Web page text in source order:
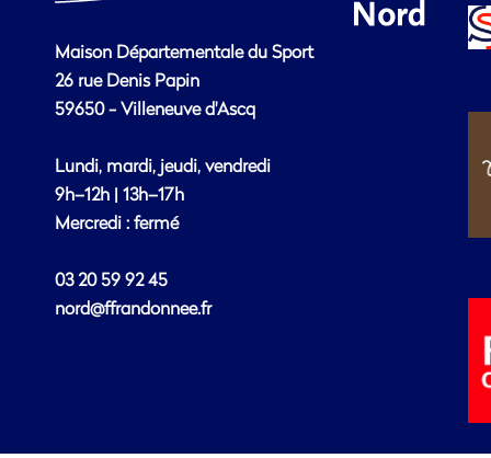
Maison Départementale du Sport
26 rue Denis Papin
59650 - Villeneuve d'Ascq
Lundi, mardi, jeudi, vendredi
9h–12h | 13h–17h
Mercredi : fermé
03 20 59 92 45
nord@ffrandonnee.fr